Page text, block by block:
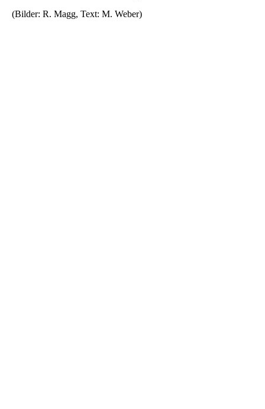
(Bilder: R. Magg, Text: M. Weber)